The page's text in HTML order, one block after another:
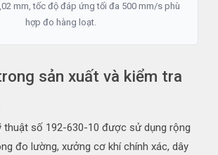
mm, tốc độ đáp ứng tối đa 500 mm/s phù
hợp đo hàng loạt.
sản xuất và kiểm tra
số 192-630-10 được sử dụng rộng
đo lường, xưởng cơ khí chính xác, dây